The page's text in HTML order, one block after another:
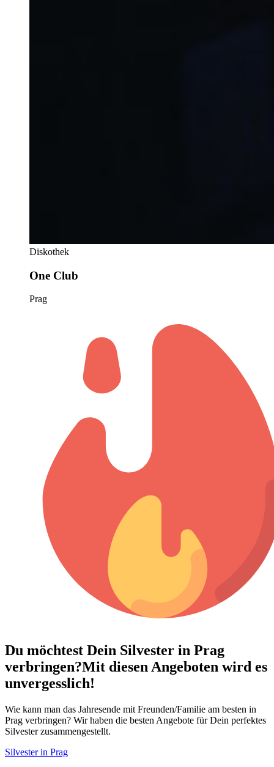
Diskothek
One Club
Prag
Du möchtest Dein Silvester in Prag
verbringen?Mit diesen Angeboten wird es
unvergesslich!
Wie kann man das Jahresende mit Freunden/Familie am besten in
Prag verbringen? Wir haben die besten Angebote für Dein perfektes
Silvester zusammengestellt.
Silvester in Prag